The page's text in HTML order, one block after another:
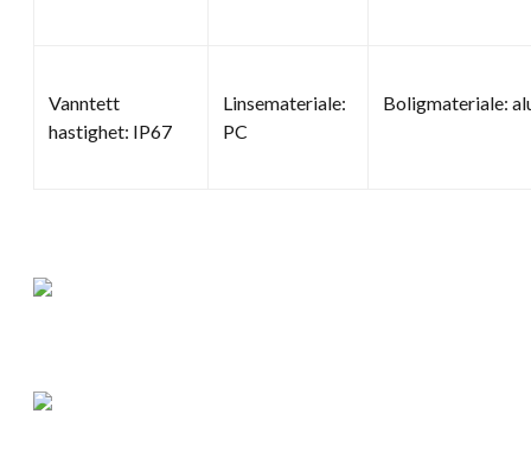
Vanntett
hastighet: IP67
Linsemateriale:
PC
Boligmateriale: